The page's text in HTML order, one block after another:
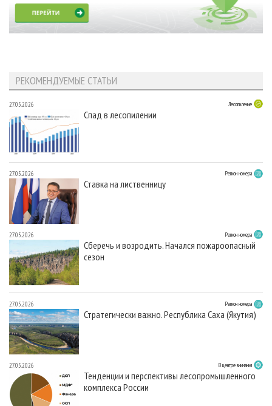
РЕКОМЕНДУЕМЫЕ СТАТЬИ
27.05.2026 Лесопиление
Спад в лесопилении
27.05.2026 Регион номера
Ставка на лиственницу
27.05.2026 Регион номера
Сберечь и возродить. Начался пожароопасный
сезон
27.05.2026 Регион номера
Стратегически важно. Республика Саха (Якутия)
27.05.2026 В центре внимания
Тенденции и перспективы лесопромышленного
комплекса России